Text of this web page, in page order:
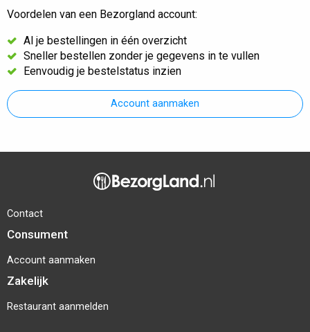
Voordelen van een Bezorgland account:
Al je bestellingen in één overzicht
Sneller bestellen zonder je gegevens in te vullen
Eenvoudig je bestelstatus inzien
Account aanmaken
Contact
Consument
Account aanmaken
Zakelijk
Restaurant aanmelden